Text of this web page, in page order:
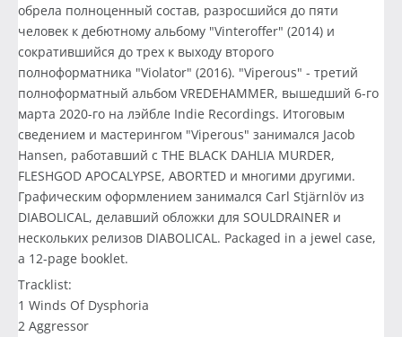
обрела полноценный состав, разросшийся до пяти
человек к дебютному альбому "Vinteroffer" (2014) и
сократившийся до трех к выходу второго
полноформатника "Violator" (2016). "Viperous" - третий
полноформатный альбом VREDEHAMMER, вышедший 6-го
марта 2020-го на лэйбле Indie Recordings. Итоговым
сведением и мастерингом "Viperous" занимался Jacob
Hansen, работавший с THE BLACK DAHLIA MURDER,
FLESHGOD APOCALYPSE, ABORTED и многими другими.
Графическим оформлением занимался Carl Stjärnlöv из
DIABOLICAL, делавший обложки для SOULDRAINER и
нескольких релизов DIABOLICAL. Packaged in a jewel case,
a 12-page booklet.
Tracklist:
1 Winds Of Dysphoria
2 Aggressor